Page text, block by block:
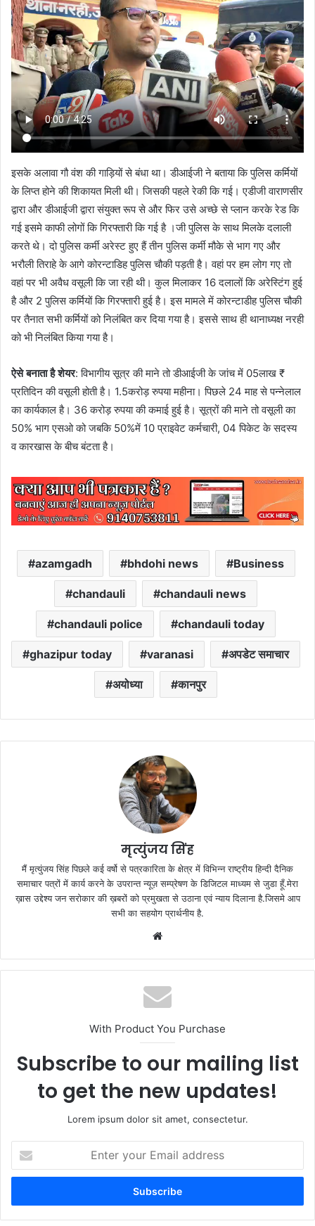
इसके अलावा गौ वंश की गाड़ियों से बंधा था। डीआईजी ने बताया कि पुलिस कर्मियों
के लिप्त होने की शिकायत मिली थी। जिसकी पहले रेकी कि गई। एडीजी वाराणसीर
द्वारा और डीआईजी द्वारा संयुक्त रूप से और फिर उसे अच्छे से प्लान करके रेड कि
गई इसमे काफी लोगों कि गिरफ्तारी कि गई है ।जी पुलिस के साथ मिलके दलाली
करते थे। दो पुलिस कर्मी अरेस्ट हुए हैं तीन पुलिस कर्मी मौके से भाग गए और
भरौली तिराहे के आगे कोरन्टाडिह पुलिस चौकी पड़ती है। वहां पर हम लोग गए तो
वहां पर भी अवैध वसूली कि जा रही थी। कुल मिलाकर 16 दलालों कि अरेस्टिंग हुई
है और 2 पुलिस कर्मियों कि गिरफ्तारी हुई है। इस मामले में कोरन्टाडीह पुलिस चौकी
पर तैनात सभी कर्मियों को निलंबित कर दिया गया है। इससे साथ ही थानाध्यक्ष नरही
को भी निलंबित किया गया है।
ऐसे बनाता है शेयर: विभागीय सूत्र की माने तो डीआईजी के जांच में 05लाख ₹
प्रतिदिन की वसूली होती है। 1.5करोड़ रुपया महीना। पिछले 24 माह से पन्नेलाल
का कार्यकाल है। 36 करोड़ रुपया की कमाई हुई है। सूत्रों की माने तो वसूली का
50% भाग एसओ को जबकि 50%में 10 प्राइवेट कर्मचारी, 04 पिकेट के सदस्य
व कारखास के बीच बंटता है।
azamgadh bhdohi news Business
chandauli chandauli news
chandauli police chandauli today
ghazipur today varanasi अपडेट समाचार
अयोध्या कानपुर
मृत्युंजय सिंह
मैं मृत्युंजय सिंह पिछले कई वर्षो से पत्रकारिता के क्षेत्र में विभिन्न राष्ट्रीय हिन्दी दैनिक
समाचार पत्रों में कार्य करने के उपरान्त न्यूज़ सम्प्रेषण के डिजिटल माध्यम से जुडा हूँ.मेरा
ख़ास उद्देश्य जन सरोकार की ख़बरों को प्रमुखता से उठाना एवं न्याय दिलाना है.जिसमे आप
सभी का सहयोग प्रार्थनीय है.
With Product You Purchase
Subscribe to our mailing list
to get the new updates!
Lorem ipsum dolor sit amet, consectetur.
your
Email